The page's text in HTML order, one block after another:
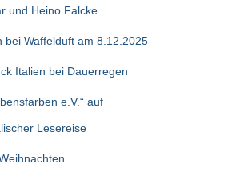
und Heino Falcke
bei Waffelduft am 8.12.2025
Italien bei Dauerregen
e.V.“ auf
Lesereise